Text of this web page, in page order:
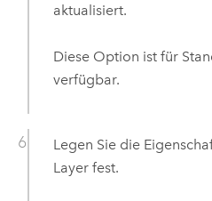
aktualisiert.
Diese Option ist für
verfügbar.
Legen Sie die
Layer fest.